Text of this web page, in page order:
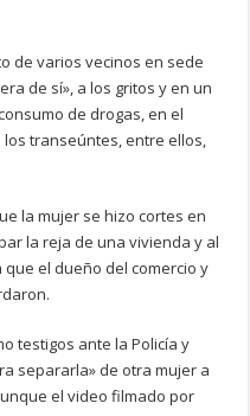
de varios vecinos en sede
de sí», a los gritos y en un
de drogas, en el
transeúntes, entre ellos,
la mujer se hizo cortes en
la reja de una vivienda y al
el dueño del comercio y
testigos ante la Policía y
separarla» de otra mujer a
el video filmado por